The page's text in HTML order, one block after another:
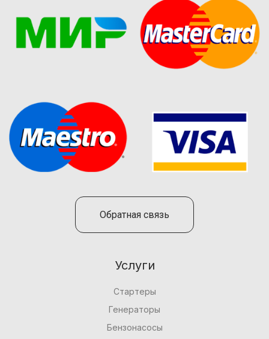
Обратная связь
Услуги
Стартеры
Генераторы
Бензонасосы